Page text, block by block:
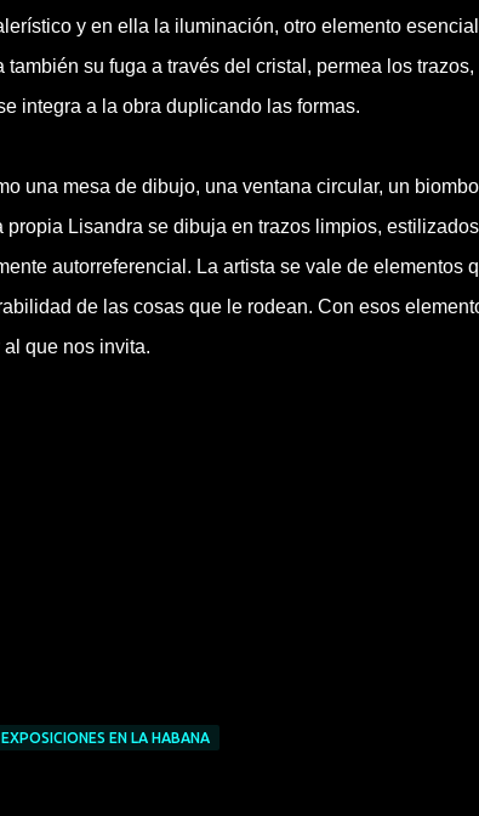
y en ella la iluminación, otro elemento
su fuga a través del cristal, permea los trazos,
integra a la obra duplicando las formas.
una mesa de dibujo, una ventana circular, un
Lisandra se dibuja en trazos limpios,
autorreferencial. La artista se vale de elementos
de las cosas que le rodean. Con esos
que nos invita.
EXPOSICIONES EN LA HABANA